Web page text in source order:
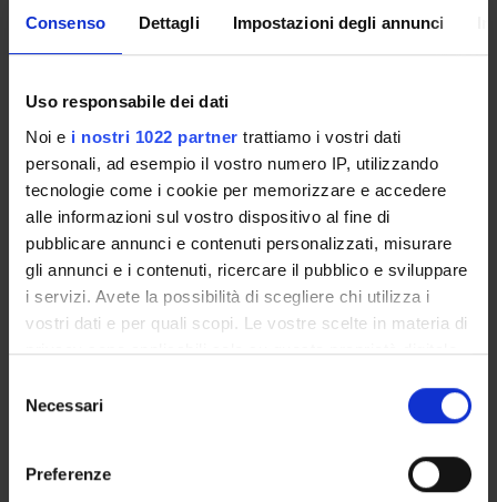
Consenso Dettagli Impostazioni degli annunci
Uso responsabile dei dati
Noi e i nostri 1022 partner trattiamo i vostri dati
personali, ad esempio il vostro numero IP, utilizzando
tecnologie come i cookie per memorizzare e accedere
alle informazioni sul vostro dispositivo al fine di
pubblicare annunci e contenuti personalizzati, misurare
gli annunci e i contenuti, ricercare il pubblico e sviluppare
i servizi. Avete la possibilità di scegliere chi utilizza i
vostri dati e per quali scopi. Le vostre scelte in materia di
privacy sono applicabili solo su questa proprietà digitale
modificare o revocare il proprio consenso in qualsiasi
momento dalla Dichiarazione sui cookie o facendo clic
delNecessari
Preferenze
RICERCA
PUBBLICAZIONI
ORGANIZZAZIONE
COMMISSIONI